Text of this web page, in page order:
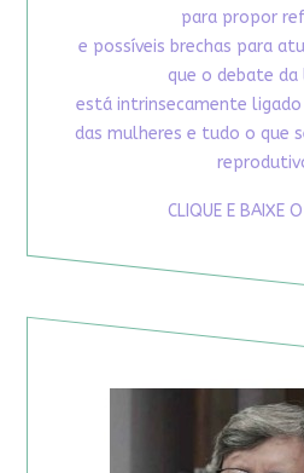
para propor
e possíveis brechas para
que o debate da
está intrinsecamente
das mulheres e tudo o que
CLIQUE E BAIXE